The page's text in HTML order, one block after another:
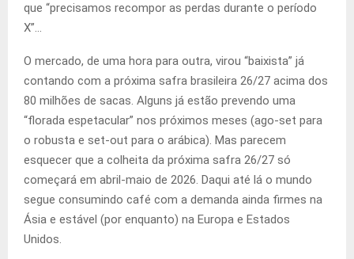
que “precisamos recompor as perdas durante o período
X”…
O mercado, de uma hora para outra, virou “baixista” já
contando com a próxima safra brasileira 26/27 acima dos
80 milhões de sacas. Alguns já estão prevendo uma
“florada espetacular” nos próximos meses (ago-set para
o robusta e set-out para o arábica). Mas parecem
esquecer que a colheita da próxima safra 26/27 só
começará em abril-maio de 2026. Daqui até lá o mundo
segue consumindo café com a demanda ainda firmes na
Ásia e estável (por enquanto) na Europa e Estados
Unidos.